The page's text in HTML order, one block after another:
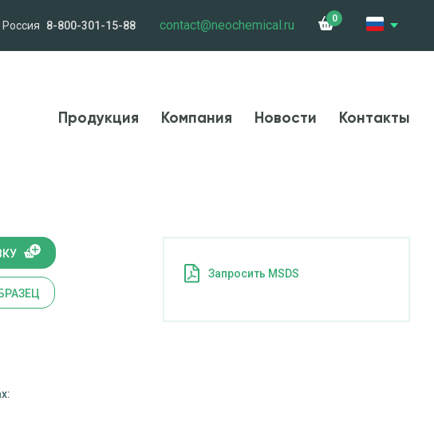
Россия 8-800-301-15-88 contact@neochemical.ru 0
Продукция Компания Новости Контакты
Запросить MSDS